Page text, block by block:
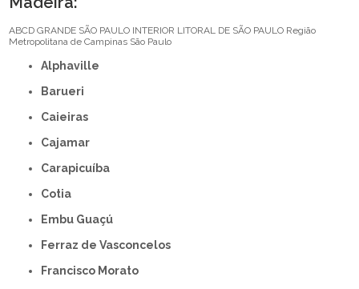
ABCD GRANDE SÃO PAULO INTERIOR LITORAL DE SÃO PAULO Região
Metropolitana de Campinas São Paulo
Alphaville
Barueri
Caieiras
Cajamar
Carapicuíba
Cotia
Embu Guaçú
Ferraz de Vasconcelos
Francisco Morato